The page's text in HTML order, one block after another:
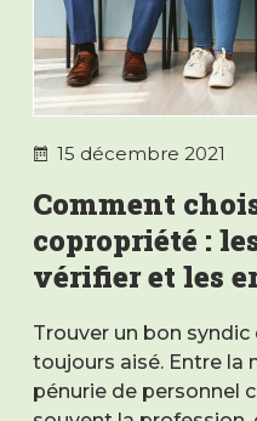
15 décembre 2021
Comment
copropriété :
vérifier et les
Trouver un bon
toujours aisé. Entre la
pénurie de personnel